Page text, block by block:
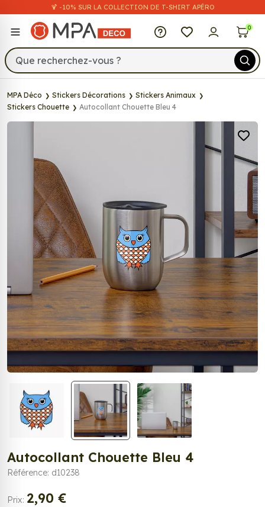
🍹 -10% SUR LA COLLECTION DE T-SHIRT APÉRO
MPA Déco 0
MPA Déco Stickers Décorations
Stickers Animaux
Stickers Chouette
Autocollant Chouette Bleu 4
Autocollant Chouette Bleu 4
Référence: d10238
Prix: 2,90 €